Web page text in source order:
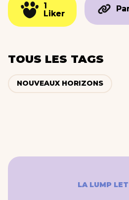
1
Liker
1
Liker
TOUS LES TAGS
NOUVEAUX HORIZONS
LA LUMP